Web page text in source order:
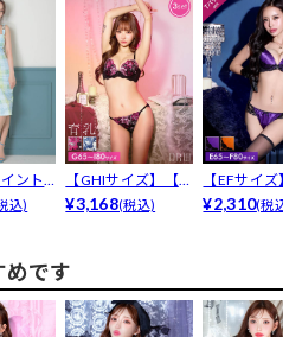
イント0
ー...
込)
【GHIサイズ】【点
セット】グレイス
¥3,168(税込)
【EFサイズ】
ック】ナイト
¥2,310(税込)
めです